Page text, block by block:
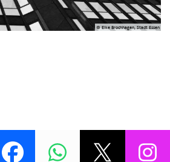
© Elke Brochhagen, Stadt Essen